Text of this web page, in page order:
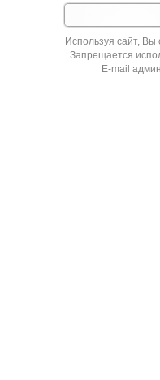
Используя cайт, Вы
Запрещается
E-mail